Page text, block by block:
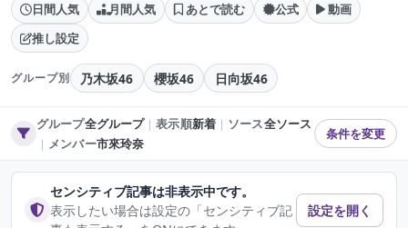
日間人気 月間人気 あとで読む 公式
動画
推し設定
グループ別 乃木坂46 櫻坂46 日向坂46
グループ全グループ｜表示順新着｜ ソース全ソース
｜ メンバー市來玲奈
条件を変更
センシティブ記事は非表示中です。
表示したい場合は設定の「センシティブ記
設定を開く